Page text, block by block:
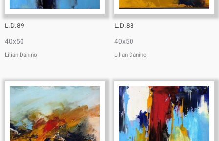
L.D.89
40x50
Lilian Danino
L.D.88
40x50
Lilian Danino